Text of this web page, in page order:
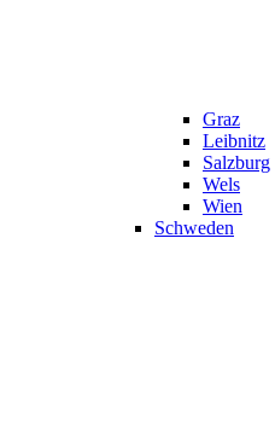
Graz
Leibnitz
Salzburg
Wels
Wien
Schweden